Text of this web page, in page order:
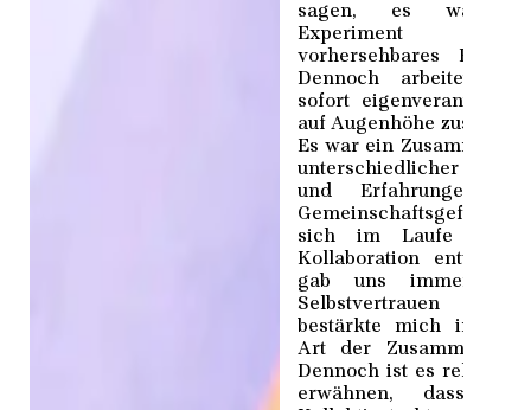
sagen, es war
Experiment
vorhersehbares
Dennoch arbeiteten
sofort
auf Augenhöhe
Es war ein
unterschiedlicher
und Erfahrungen.
Gemeinschaftsgefühl,
sich im Laufe
Kollaboration
gab uns immer
Selbstvertrauen
bestärkte mich in
Art der
Dennoch ist es relevant
erwähnen, dass